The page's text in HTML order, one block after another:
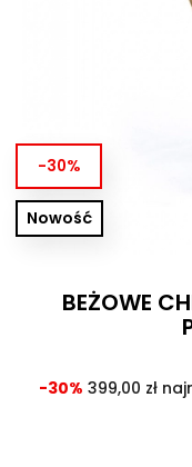
-30%
Nowość
BEŻOWE
-30% 399,00 zł